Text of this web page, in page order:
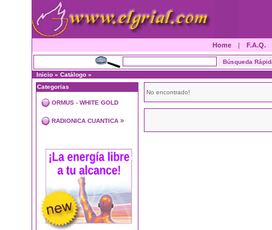
Home | F.A.Q.
Inicio » Catálogo »
Categorias
ORMUS - WHITE GOLD
RADIONICA CUANTICA »
No encontrado!